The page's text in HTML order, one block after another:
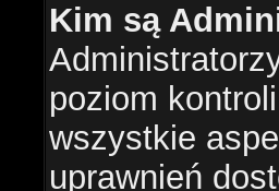
Kim są
poziom
wszystkie
uprawnień